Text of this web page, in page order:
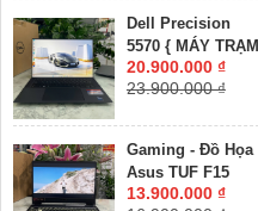
16GB SSD 512GB
RTX 4050 6GB
GDDR6 VRAM
15.6''IPS 180Hz.
Dell Precision
5570 { MÁY TRẠM
ĐỒ HỌA GIÁ RẺ }
CORE I7-12800H
Quadro RTX
A1000 4GB GDDR6
MÀN HÌNH : 15.6″
20.900.000 ₫
23.900.000 ₫
Gaming - Đồ Họa
Asus TUF F15
FX506HC-HN144W
13.900.000 ₫